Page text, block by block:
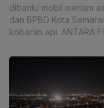
dibantu mobil meriam
dan BPBD Kota
kobaran api. ANTARA